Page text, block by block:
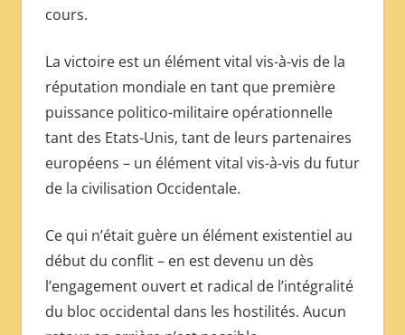
cours.
La victoire est un élément vital vis-à-vis de la
réputation mondiale en tant que première
puissance politico-militaire opérationnelle
tant des Etats-Unis, tant de leurs partenaires
européens – un élément vital vis-à-vis du futur
de la civilisation Occidentale.
Ce qui n’était guère un élément existentiel au
début du conflit – en est devenu un dès
l’engagement ouvert et radical de l’intégralité
du bloc occidental dans les hostilités. Aucun